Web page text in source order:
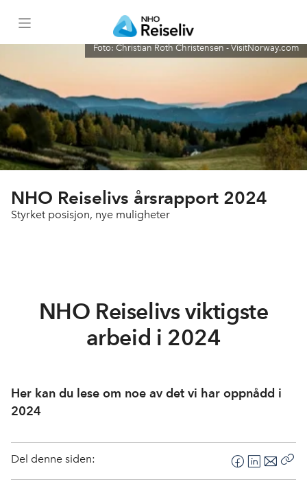
Foto: Christian Roth Christensen - VisitNorway.com
NHO Reiselivs årsrapport 2024
Styrket posisjon, nye muligheter
NHO Reiseliv i tall
Årsberetning og regnskap
Vårt viktigste arbeid i 2024
NHO Reiselivs viktigste
arbeid i 2024
Her kan du lese om noe av det vi har oppnådd i
2024
Del denne siden:
F
a
L
i
E
-